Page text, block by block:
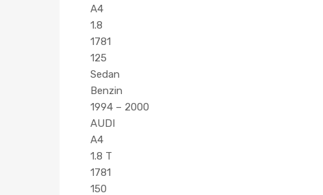
A4
1.8
1781
125
Sedan
Benzin
1994 – 2000
AUDI
A4
1.8 T
1781
150